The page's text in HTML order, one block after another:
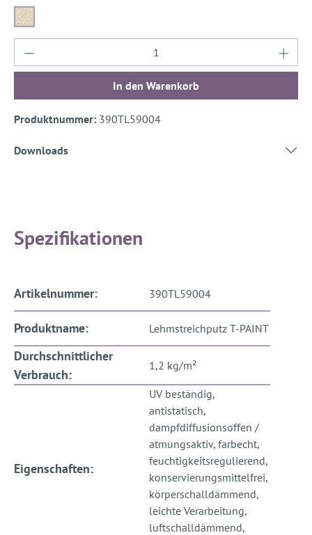
Dover-Weiß
Produkt Anzahl: Gib den gewünschten
In den Warenkorb
Produktnummer: 390TL59004
Downloads
Spezifikationen
Artikelnummer: 390TL59004
Produktname: Lehmstreichputz T-PAINT
Durchschnittlicher
Verbrauch:
1,2 kg/m²
Eigenschaften:
UV beständig,
antistatisch,
dampfdiffusionsoffen /
atmungsaktiv, farbecht,
feuchtigkeitsregulierend,
konservierungsmittelfrei,
körperschalldämmend,
leichte Verarbeitung,
luftschalldämmend,